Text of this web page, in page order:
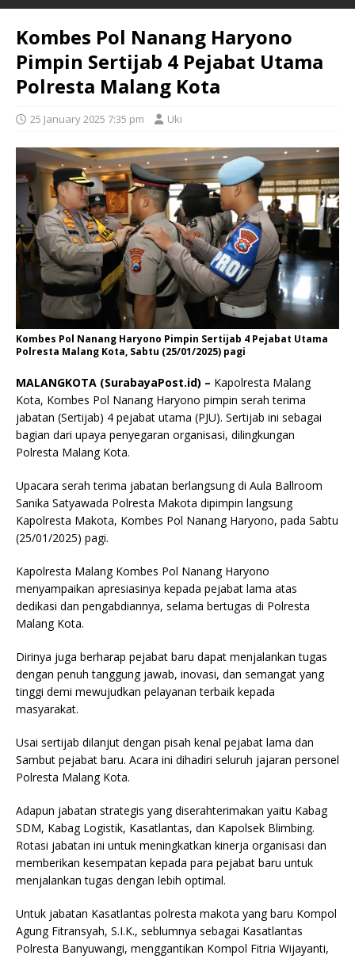
Kombes Pol Nanang Haryono
Pimpin Sertijab 4 Pejabat Utama
Polresta Malang Kota
25 January 2025 7:35 pm Uki
Kombes Pol Nanang Haryono Pimpin Sertijab 4 Pejabat Utama
Polresta Malang Kota, Sabtu (25/01/2025) pagi
MALANGKOTA (SurabayaPost.id) – Kapolresta Malang
Kota, Kombes Pol Nanang Haryono pimpin serah terima
jabatan (Sertijab) 4 pejabat utama (PJU). Sertijab ini sebagai
bagian dari upaya penyegaran organisasi, dilingkungan
Polresta Malang Kota.
Upacara serah terima jabatan berlangsung di Aula Ballroom
Sanika Satyawada Polresta Makota dipimpin langsung
Kapolresta Makota, Kombes Pol Nanang Haryono, pada Sabtu
(25/01/2025) pagi.
Kapolresta Malang Kombes Pol Nanang Haryono
menyampaikan apresiasinya kepada pejabat lama atas
dedikasi dan pengabdiannya, selama bertugas di Polresta
Malang Kota.
Dirinya juga berharap pejabat baru dapat menjalankan tugas
dengan penuh tanggung jawab, inovasi, dan semangat yang
tinggi demi mewujudkan pelayanan terbaik kepada
masyarakat.
Usai sertijab dilanjut dengan pisah kenal pejabat lama dan
Sambut pejabat baru. Acara ini dihadiri seluruh jajaran personel
Polresta Malang Kota.
Adapun jabatan strategis yang diserahterimakan yaitu Kabag
SDM, Kabag Logistik, Kasatlantas, dan Kapolsek Blimbing.
Rotasi jabatan ini untuk meningkatkan kinerja organisasi dan
memberikan kesempatan kepada para pejabat baru untuk
menjalankan tugas dengan lebih optimal.
Untuk jabatan Kasatlantas polresta makota yang baru Kompol
Agung Fitransyah, S.I.K., seblumnya sebagai Kasatlantas
Polresta Banyuwangi, menggantikan Kompol Fitria Wijayanti,